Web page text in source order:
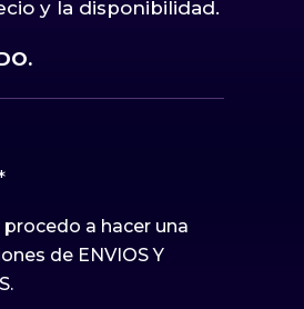
y la disponibilidad.
a hacer una
de ENVIOS Y